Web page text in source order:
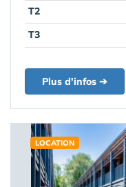
T2
T3
Plus d'infos ➔
LOCATION